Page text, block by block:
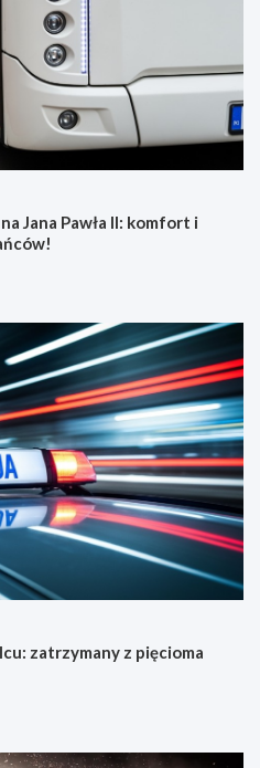
Jana Pawła II: komfort i
zatrzymany z pięcioma